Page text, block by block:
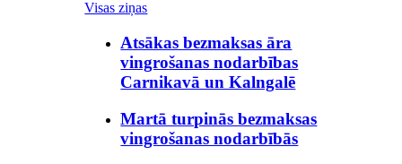
Visas ziņas
Atsākas bezmaksas āra
vingrošanas nodarbības
Carnikavā un Kalngalē
Martā turpinās bezmaksas
vingrošanas nodarbībās